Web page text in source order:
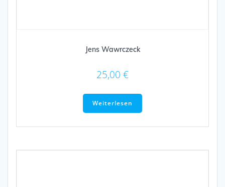
Jens Wawrc­zeck
25,00 €
Weiterlesen